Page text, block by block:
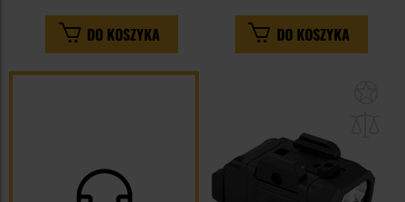
DO KOSZYKA DO KOSZYKA